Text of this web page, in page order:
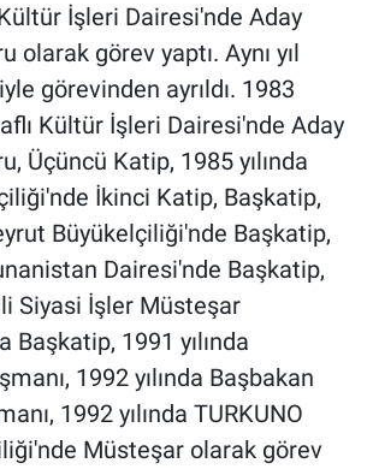
İşleri Dairesi'nde Aday
olarak görev yaptı. Aynı yıl
görevinden ayrıldı. 1983
Kültür İşleri Dairesi'nde Aday
Üçüncü Katip, 1985 yılında
İkinci Katip, Başkatip,
Büyükelçiliği'nde Başkatip,
Dairesi'nde Başkatip,
Siyasi İşler Müsteşar
Başkatip, 1991 yılında
1992 yılında Başbakan
1992 yılında TURKUNO
Müsteşar olarak görev